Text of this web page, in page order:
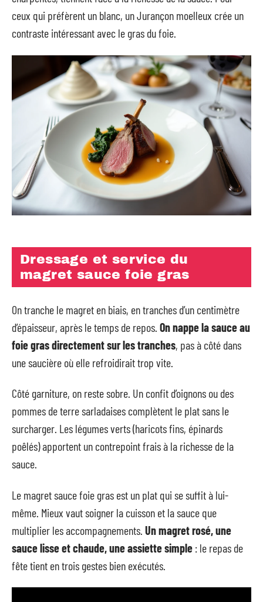
ceux qui préfèrent un blanc, un Jurançon moelleux crée un
contraste intéressant avec le gras du foie.
Dressage et service du
magret sauce foie gras
On tranche le magret en biais, en tranches d’un centimètre
d’épaisseur, après le temps de repos. On nappe la sauce au
foie gras directement sur les tranches, pas à côté dans
une saucière où elle refroidirait trop vite.
Côté garniture, on reste sobre. Un confit d’oignons ou des
pommes de terre sarladaises complètent le plat sans le
surcharger. Les légumes verts (haricots fins, épinards
poêlés) apportent un contrepoint frais à la richesse de la
sauce.
Le magret sauce foie gras est un plat qui se suffit à lui-
même. Mieux vaut soigner la cuisson et la sauce que
multiplier les accompagnements. Un magret rosé, une
sauce lisse et chaude, une assiette simple : le repas de
fête tient en trois gestes bien exécutés.